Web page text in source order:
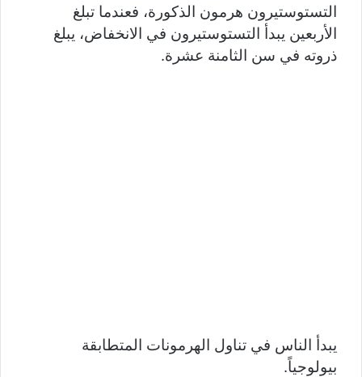
التستوستيرون هرمون الذكورة، فعندما تبلغ
الأربعين يبدأ التستوستيرون في الانخفاض، يبلغ
ذروته في سن الثامنة عشرة.
يبدأ الناس في تناول الهرمونات المتطابقة
بيولوجياً.